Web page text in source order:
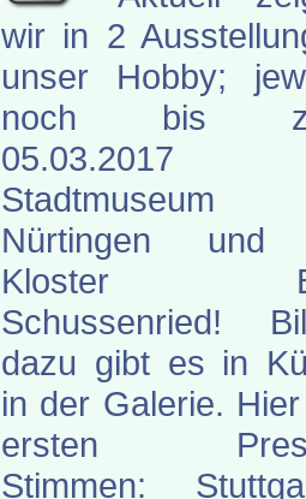
wir in 2
unser Hobby;
noch bis
05.03.2017
Stadtmuseum
Nürtingen und
Kloster
Schussenried!
dazu gibt es in
in der Galerie.
ersten
Stimmen: